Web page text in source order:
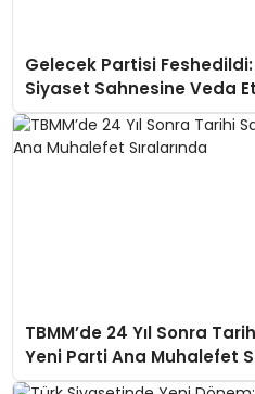
Gelecek Partisi
Siyaset Sahnesine Veda
TBMM’de 24 Yıl Sonra
Yeni Parti Ana Muhalefet